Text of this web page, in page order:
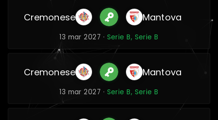
Cremonese Mantova
13 mar 2027 · Serie B, Serie B
Cremonese Mantova
13 mar 2027 · Serie B, Serie B